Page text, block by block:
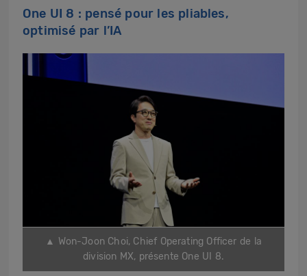
One UI 8 : pensé pour les pliables,
optimisé par l’IA
▲ Won-Joon Choi, Chief Operating Officer de la
division MX, présente One UI 8.